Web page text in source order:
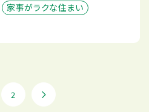
家事がラクな住まい
2